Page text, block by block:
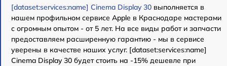
[dataset:services:name] Cinema Display 30 выполняется в
нашем профильном сервисе Apple в Краснодаре мастерами
с огромным опытом - от 5 лет. На все виды работ и запчасти
предоставляем расширенную гарантию - мы в сервисе
уверены в качестве наших услуг. [dataset:services:name]
Cinema Display 30 будет стоить на -15% дешевле при